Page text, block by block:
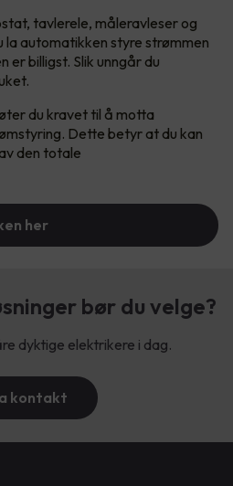
tavlerele, måleravleser og
la automatikken styre strømmen
er billigst. Slik unngår du
du kravet til å motta
Dette betyr at du kan
den totale
her
bør du velge?
dyktige elektrikere i dag.
kontakt